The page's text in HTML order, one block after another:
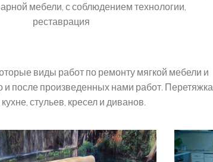
мебели, с соблюдением технологии,
реставрация
виды работ по ремонту мягкой мебели и
и после произведенных нами работ. Перетяжка
стульев, кресел и диванов.